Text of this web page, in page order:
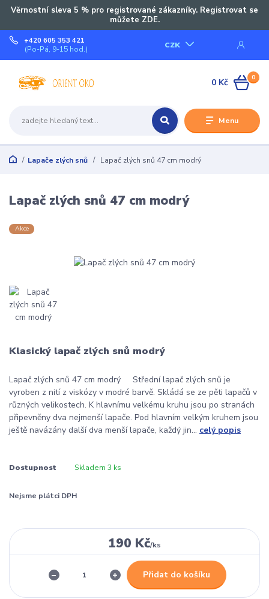
Věrnostní sleva 5 % pro registrované zákazníky. Registrovat se
můžete ZDE.
Menu
CZK
+420 605 353 421
(Po-Pá, 9-15 hod.)
0
0 Kč
Lapače zlých snů Lapač zlých snů 47 cm modrý
Lapač zlých snů 47 cm modrý
Akce
Klasický lapač zlých snů modrý
Lapač zlých snů 47 cm modrý Střední lapač zlých snů je
vyroben z nití z viskózy v modré barvě. Skládá se ze pěti lapačů v
různých velikostech. K hlavnímu velkému kruhu jsou po stranách
připevněny dva nejmenší lapače. Pod hlavním velkým kruhem jsou
ještě navázány další dva menší lapače, každý jin... celý popis
Dostupnost Skladem 3 ks
Nejsme plátci DPH
190 Kč/ks
Přidat do košíku